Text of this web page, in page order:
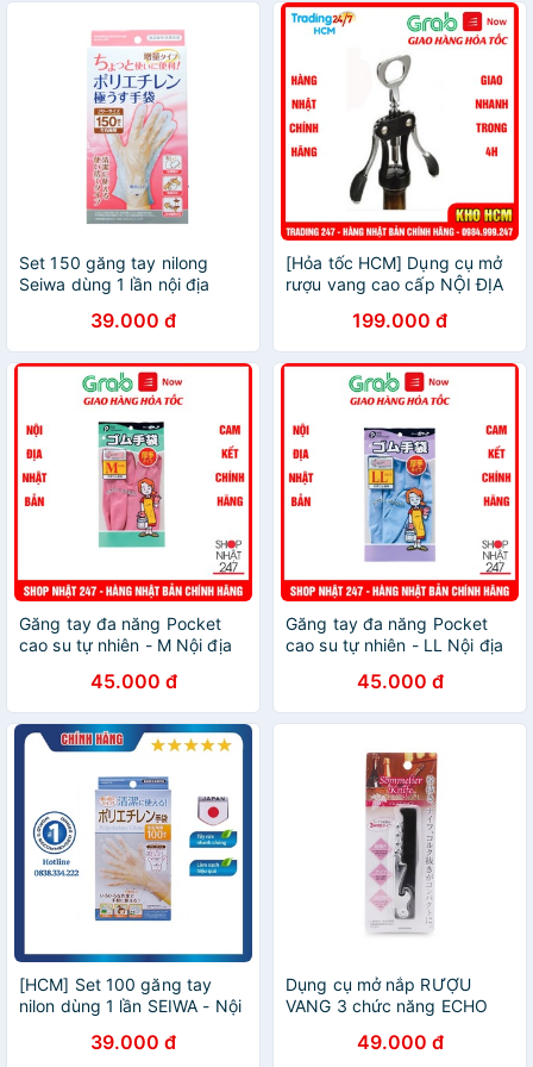
Set 150 găng tay nilong
Seiwa dùng 1 lần nội địa
39.000 đ
[Hỏa tốc HCM] Dụng cụ mở
rượu vang cao cấp NỘI ĐỊA
199.000 đ
Găng tay đa năng Pocket
cao su tự nhiên - M Nội địa
45.000 đ
Găng tay đa năng Pocket
cao su tự nhiên - LL Nội địa
45.000 đ
[HCM] Set 100 găng tay
nilon dùng 1 lần SEIWA - Nội
39.000 đ
Dụng cụ mở nắp RƯỢU
VANG 3 chức năng ECHO
49.000 đ